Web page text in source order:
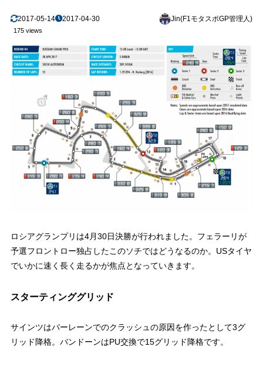
2017-05-14 2017-04-30 Jin(F1モタスポGP管理人)
175 views
ロシアグランプリは4月30日決勝が行われました。フェラーリが
予選フロントロー独占したこのソチではどうなるのか。USタイヤ
でいかに速く長く走るかが焦点となっていきます。
スターティンググリッド
サインツはバーレーンでのクラッシュの原因を作ったとして3グ
リッド降格。バンドーンはPU交換で15グリッド降格です。